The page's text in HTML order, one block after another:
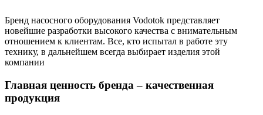
Бренд насосного оборудования Vodotok представляет
новейшие разработки высокого качества с внимательным
отношением к клиентам. Все, кто испытал в работе эту
технику, в дальнейшем всегда выбирает изделия этой
компании
Главная ценность бренда – качественная
продукция